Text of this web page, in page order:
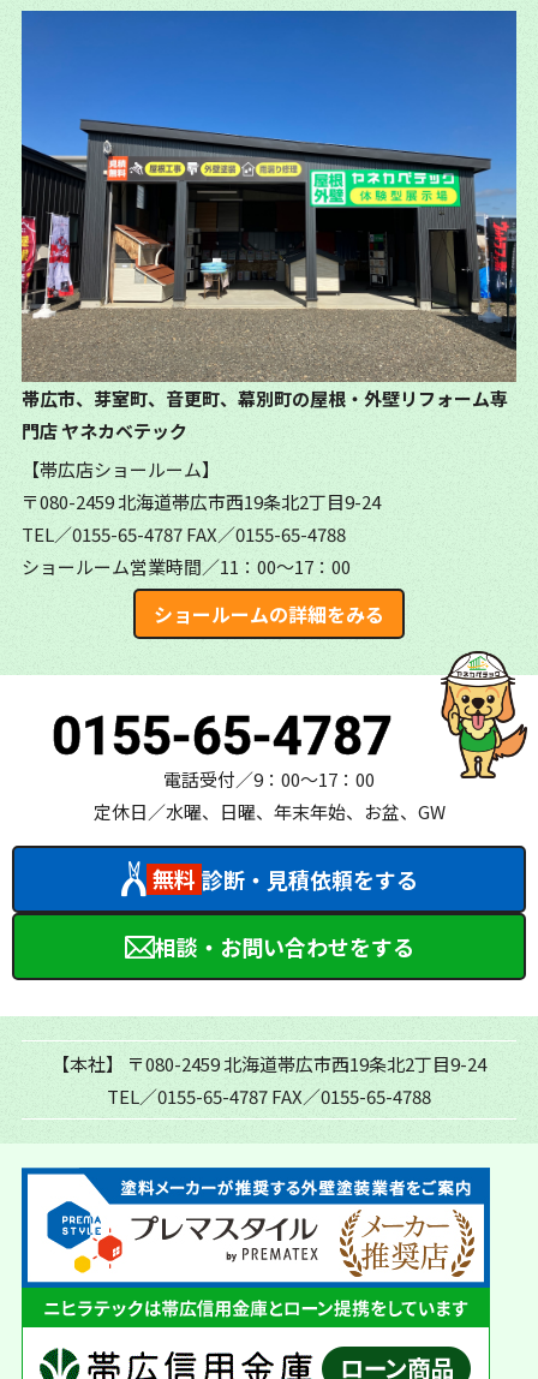
帯広市、芽室町、音更町、幕別町の屋根・外壁リフォーム専
門店ヤネカベテック
【帯広店ショールーム】
〒080-2459 北海道帯広市西19条北2丁目9-24
TEL／0155-65-4787FAX／0155-65-4788
ショールーム営業時間／11：00～17：00
ショールームの詳細をみる
0155-65-4787
電話受付／9：00～17：00
定休日／水曜、日曜、年末年始、お盆、GW
無料 診断・見積依頼をする
相談・お問い合わせをする
【本社】
〒080-2459 北海道帯広市西19条北2丁目9-24
TEL／0155-65-4787FAX／0155-65-4788